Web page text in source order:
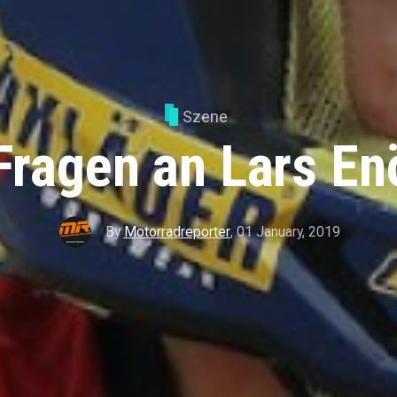
Szene
an Lars
ByMotorradreporter,01 January, 2019